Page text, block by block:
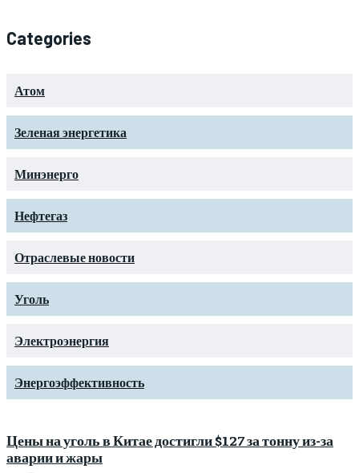
Categories
Атом
Зеленая энергетика
Минэнерго
Нефтегаз
Отраслевые новости
Уголь
Электроэнергия
Энергоэффективность
Цены на уголь в Китае достигли $127 за тонну из-за
аварии и жары